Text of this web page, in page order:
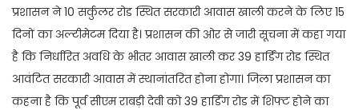
प्रशासन ने 10 सर्कुलर रोड स्थित सरकारी आवास खाली करने के लिए 15
दिनों का अल्टीमेटम दिया है। प्रशासन की ओर से जारी सूचना में कहा गया
है कि निर्धारित अवधि के भीतर आवास खाली कर 39 हार्डिंग रोड स्थित
आवंटित सरकारी आवास में स्थानांतरित होना होगा। जिला प्रशासन का
कहना है कि पूर्व सीएम राबड़ी देवी को 39 हार्डिंग रोड में शिफ्ट होने का